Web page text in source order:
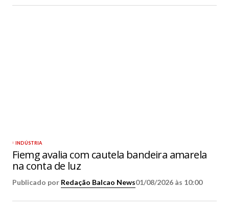
INDÚSTRIA
Fiemg avalia com cautela bandeira amarela
na conta de luz
Publicado por Redação Balcao News01/08/2026 às 10:00